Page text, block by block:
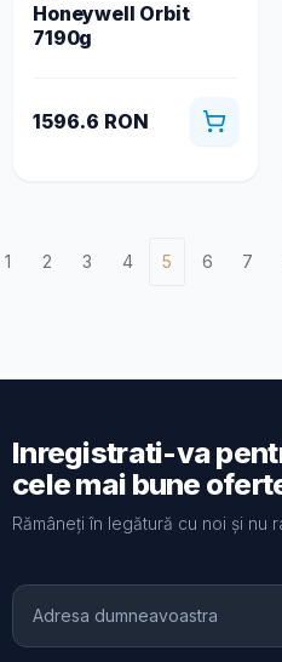
Honeywell Orbit
7190g
1596.6 RON
1 2 3 4 5 6 7
Inregistrati-va
cele mai bune
Rămâneți în legătură cu noi și nu